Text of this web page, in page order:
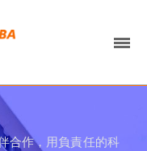
合作，用負責任的科